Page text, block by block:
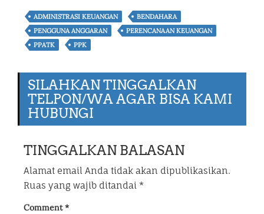
ADMINISTRASI KEUANGAN
BENDAHARA
PENGGUNA ANGGARAN
PERENCANAAN KEUANGAN
PPATK
PPK
SILAHKAN TINGGALKAN
TELPON/WA AGAR BISA KAMI
HUBUNGI
TINGGALKAN BALASAN
Alamat email Anda tidak akan dipublikasikan.
Ruas yang wajib ditandai *
Comment*